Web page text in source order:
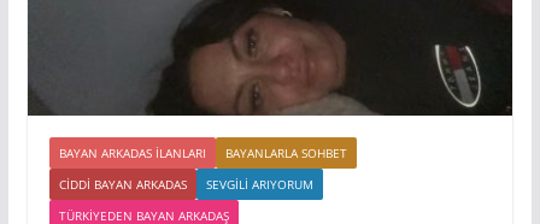
BAYAN ARKADAS ILANLARI
BAYANLARLA SOHBET
CIDDI BAYAN ARKADAS
SEVGILI ARIYORUM
TÜRKIYEDEN BAYAN ARKADAŞ